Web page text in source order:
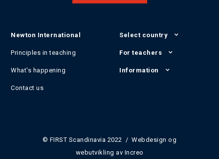
Newton International
Principles in teaching
What's happening
Contact us
Select country
For teachers
Information
© FIRST Scandinavia 2022 / Webdesign og
webutvikling av Increo